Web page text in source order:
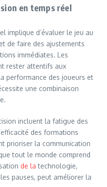
en temps réel
implique d’évaluer le jeu au
de faire des ajustements
immédiates. Les
rester attentifs aux
performance des joueurs et
une combinaison
incluent la fatigue des
des formations
prioriser la communication
tout le monde comprend
de la technologie,
pauses, peut améliorer la